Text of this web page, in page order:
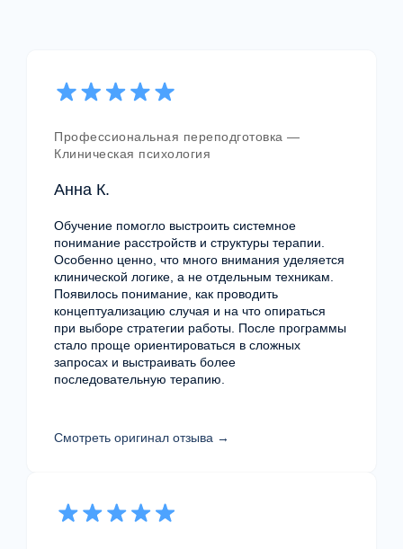
Профессиональная переподготовка —
Клиническая психология
Анна К.
Обучение помогло выстроить системное
понимание расстройств и структуры терапии.
Особенно ценно, что много внимания уделяется
клинической логике, а не отдельным техникам.
Появилось понимание, как проводить
концептуализацию случая и на что опираться
при выборе стратегии работы. После программы
стало проще ориентироваться в сложных
запросах и выстраивать более
последовательную терапию.
Смотреть оригинал отзыва →
Если вы не уверены, с чего начать —
напишите нам. Поможем определить точку
входа и подскажем подходящий формат.